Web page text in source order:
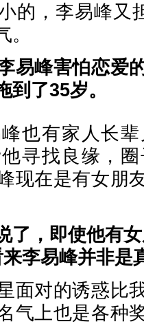
，李易峰又担
易峰害怕恋爱
到了35岁。
有家人长辈
寻找良缘，
现在是有女朋
了，即使他有
李易峰并非是
对的诱惑比
气上也是各种